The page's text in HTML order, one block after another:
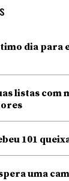
dia para
listas com
101
uma